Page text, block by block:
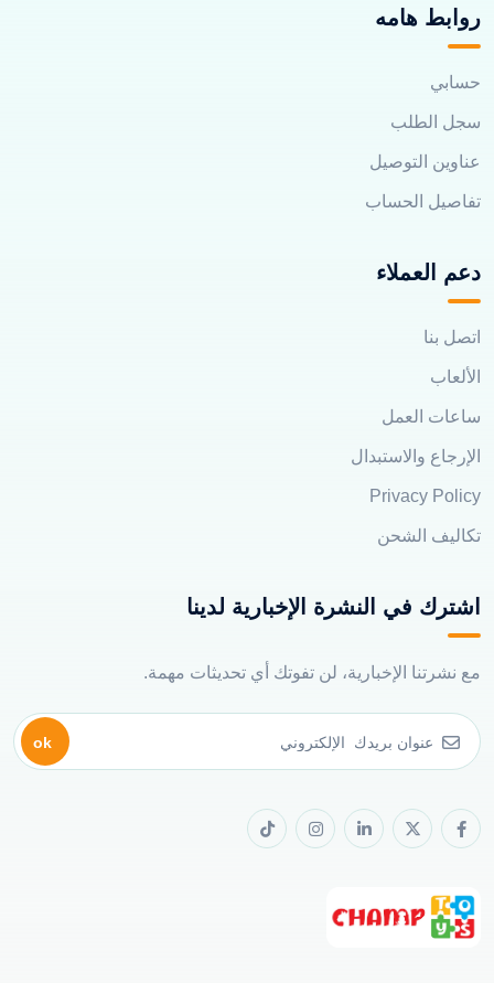
روابط هامه
حسابي
سجل الطلب
عناوين التوصيل
تفاصيل الحساب
دعم العملاء
اتصل بنا
الألعاب
ساعات العمل
الإرجاع والاستبدال
Privacy Policy
تكاليف الشحن
اشترك في النشرة الإخبارية لدينا
مع نشرتنا الإخبارية، لن تفوتك أي تحديثات مهمة.
ok